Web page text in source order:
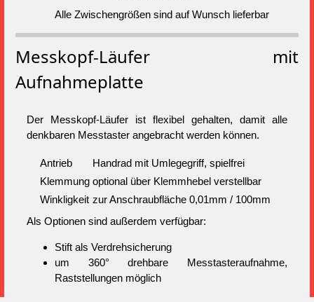
Alle Zwischengrößen sind auf Wunsch lieferbar
Messkopf-Läufer mit
Aufnahmeplatte
Der Messkopf-Läufer ist flexibel gehalten, damit alle
denkbaren Messtaster angebracht werden können.
Antrieb
Handrad mit Umlegegriff, spielfrei
Klemmung optional über Klemmhebel verstellbar
Winkligkeit zur Anschraubfläche 0,01mm / 100mm
Als Optionen sind außerdem verfügbar:
Stift als Verdrehsicherung
um 360° drehbare Messtasteraufnahme,
Raststellungen möglich